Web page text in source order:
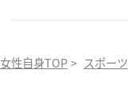
女性自身TOP > スポーツ